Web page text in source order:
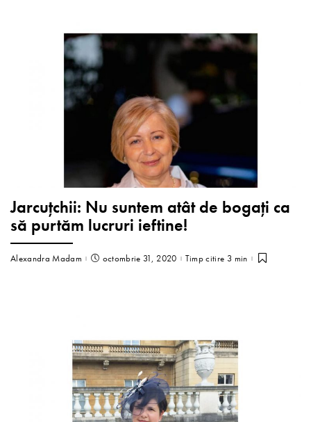
Jarcuțchii: Nu suntem atât de bogați ca
să purtăm lucruri ieftine!
Alexandra Madam octombrie 31, 2020 Timp citire 3 min